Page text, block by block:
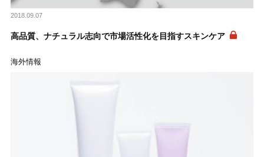
2018.09.07
高品質、ナチュラル志向で市場活性化を目指すスキンケア
海外情報